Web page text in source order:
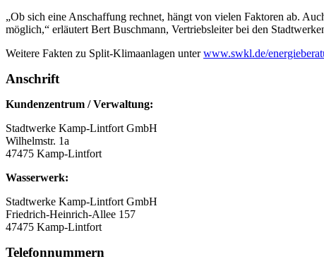
„Ob sich eine Anschaffung rechnet, hängt von vielen Faktoren ab.
möglich,“ erläutert Bert Buschmann, Vertriebsleiter bei den
Weitere Fakten zu Split-Klimaanlagen unterwww.swkl.de/
Anschrift
Kundenzentrum / Verwaltung:
Stadtwerke Kamp-Lintfort GmbH
Wilhelmstr. 1a
47475 Kamp-Lintfort
Wasserwerk:
Stadtwerke Kamp-Lintfort GmbH
Friedrich-Heinrich-Allee 157
47475 Kamp-Lintfort
Telefonnummern